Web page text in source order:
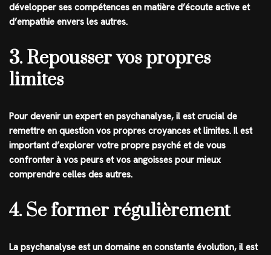
développer ses compétences en matière d’écoute active et
d’empathie envers les autres.
3. Repousser vos propres
limites
Pour devenir un expert en psychanalyse, il est crucial de
remettre en question vos propres croyances et limites. Il est
important d’explorer votre propre psyché et de vous
confronter à vos peurs et vos angoisses pour mieux
comprendre celles des autres.
4. Se former régulièrement
La psychanalyse est un domaine en constante évolution, il est